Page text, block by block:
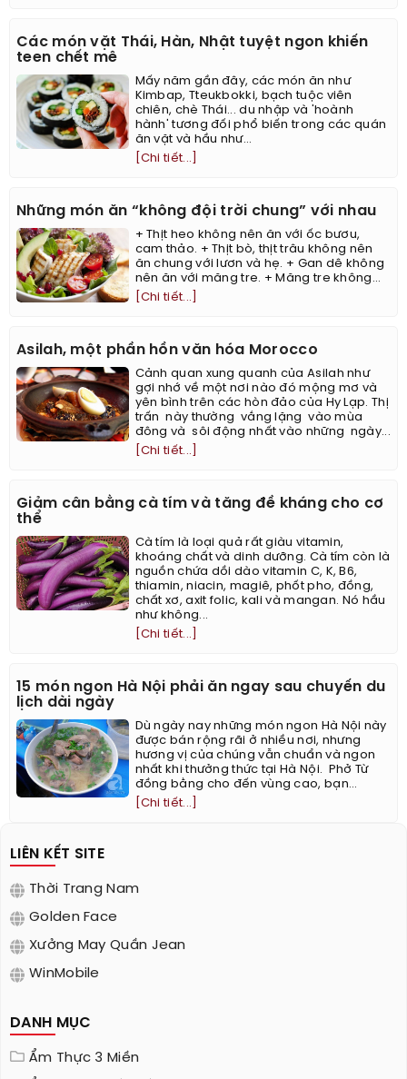
Các món vặt Thái, Hàn, Nhật tuyệt ngon khiến
teen chết mê
Mấy năm gần đây, các món ăn như
Kimbap, Tteukbokki, bạch tuộc viên
chiên, chè Thái... du nhập và 'hoành
hành' tương đối phổ biến trong các quán
ăn vặt và hầu như...
[Chi tiết...]
Những món ăn “không đội trời chung” với nhau
+ Thịt heo không nên ăn với ốc bươu,
cam thảo. + Thịt bò, thịt trâu không nên
ăn chung với lươn và hẹ. + Gan dê không
nên ăn với măng tre. + Măng tre không...
[Chi tiết...]
Asilah, một phần hồn văn hóa Morocco
Cảnh quan xung quanh của Asilah như
gợi nhớ về một nơi nào đó mộng mơ và
yên bình trên các hòn đảo của Hy Lạp. Thị
trấn này thường vắng lặng vào mùa
đông và sôi động nhất vào những ngày...
[Chi tiết...]
Giảm cân bằng cà tím và tăng đề kháng cho cơ
thể
Cà tím là loại quả rất giàu vitamin,
khoáng chất và dinh dưỡng. Cà tím còn là
nguồn chứa dồi dào vitamin C, K, B6,
thiamin, niacin, magiê, phốt pho, đồng,
chất xơ, axit folic, kali và mangan. Nó hầu
như không...
[Chi tiết...]
15 món ngon Hà Nội phải ăn ngay sau chuyến du
lịch dài ngày
Dù ngày nay những món ngon Hà Nội này
được bán rộng rãi ở nhiều nơi, nhưng
hương vị của chúng vẫn chuẩn và ngon
nhất khi thưởng thức tại Hà Nội. ​ Phở Từ
đồng bằng cho đến vùng cao, bạn...
[Chi tiết...]
LIÊN KẾT SITE
Thời Trang Nam
Golden Face
Xưởng May Quần Jean
WinMobile
DANH MỤC
Ẩm Thực 3 Miền